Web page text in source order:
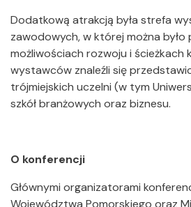
Dodatkową atrakcją była strefa
zawodowych, w której można było
możliwościach rozwoju i ścieżkach
wystawców znaleźli się
trójmiejskich uczelni (w tym
szkół branżowych oraz biznesu.
O konferencji
Głównymi organizatorami
Województwa Pomorskiego oraz